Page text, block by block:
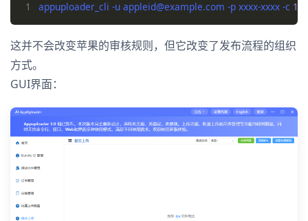
1 appuploader_cli -u appleid@example.com -p xxxx-xxxx -c 1
这并不会改变苹果的审核规则，但它改变了发布流程的组织
方式。
GUI界面：